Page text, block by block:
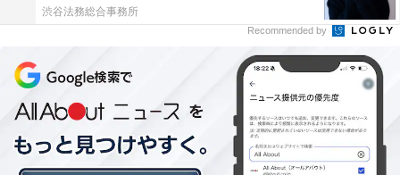
渋谷法務総合事務所
Recommended by